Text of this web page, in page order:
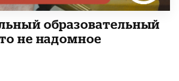
образовательный
не надомное